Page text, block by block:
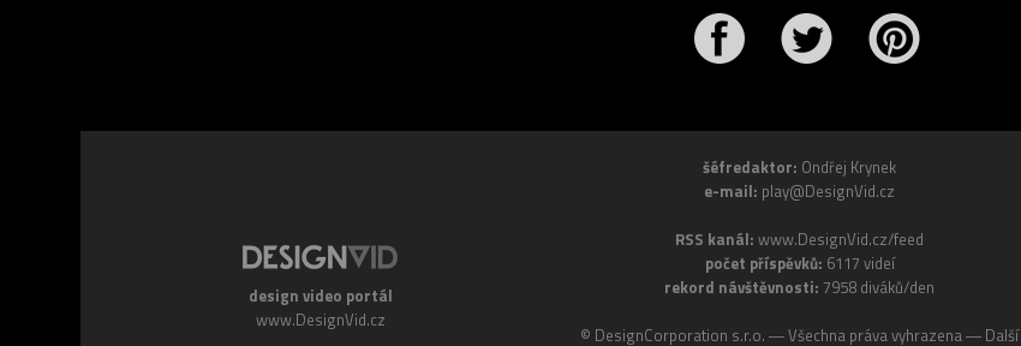
design video portál
www.DesignVid.cz
šéfredaktor: Ondřej Krynek
e-mail: play@DesignVid.cz
RSS kanál: www.DesignVid.cz/feed
počet příspěvků: 6117 videí
rekord návštěvnosti: 7958 diváků/den
© DesignCorporation s.r.o. ― Všechna práva vyhrazena ― Další